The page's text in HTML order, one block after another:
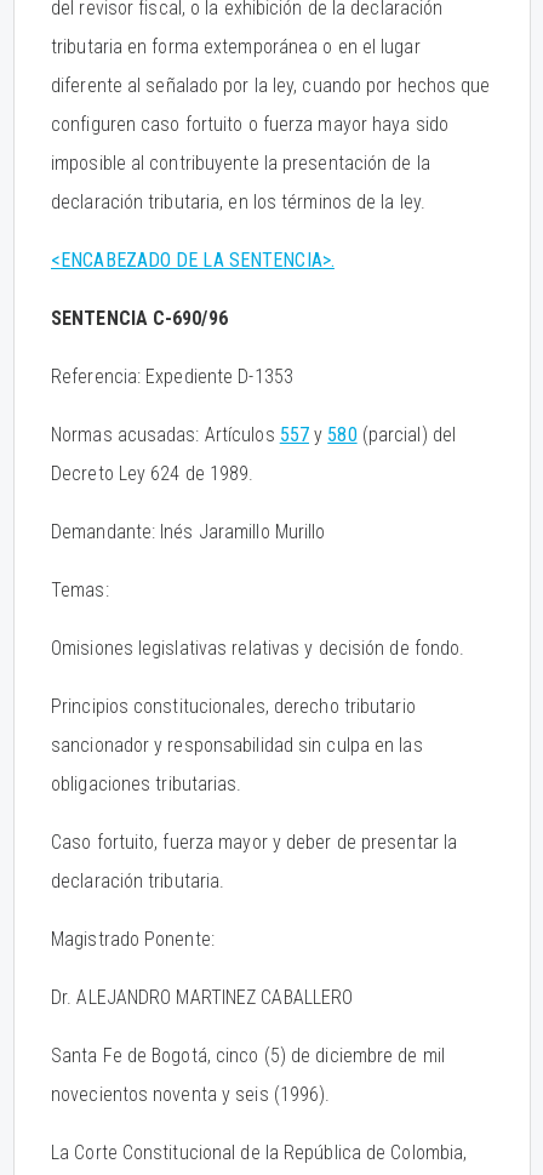
del revisor fiscal, o la exhibición de la declaración
tributaria en forma extemporánea o en el lugar
diferente al señalado por la ley, cuando por hechos que
configuren caso fortuito o fuerza mayor haya sido
imposible al contribuyente la presentación de la
declaración tributaria, en los términos de la ley.
<ENCABEZADO DE LA SENTENCIA>.
SENTENCIA C-690/96
Referencia: Expediente D-1353
Normas acusadas: Artículos 557 y 580 (parcial) del
Decreto Ley 624 de 1989.
Demandante: Inés Jaramillo Murillo
Temas:
Omisiones legislativas relativas y decisión de fondo.
Principios constitucionales, derecho tributario
sancionador y responsabilidad sin culpa en las
obligaciones tributarias.
Caso fortuito, fuerza mayor y deber de presentar la
declaración tributaria.
Magistrado Ponente:
Dr. ALEJANDRO MARTINEZ CABALLERO
Santa Fe de Bogotá, cinco (5) de diciembre de mil
novecientos noventa y seis (1996).
La Corte Constitucional de la República de Colombia,